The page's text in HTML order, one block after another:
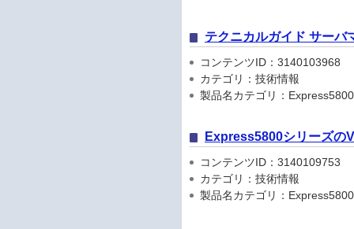
テクニカルガイド サーバ
コンテンツID：3140103968
カテゴリ：技術情報
製品名カテゴリ：
Express5800シリーズの
コンテンツID：3140109753
カテゴリ：技術情報
製品名カテゴリ：